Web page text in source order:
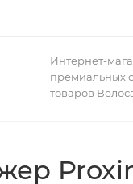
Интернет-
премиальных
товаров